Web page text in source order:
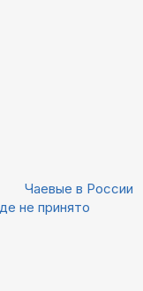
Чаевые в России
не принято